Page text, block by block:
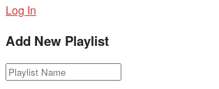
Log In
Add New Playlist